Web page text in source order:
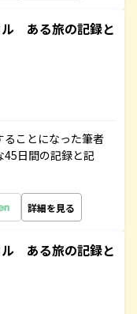
ル ある旅の記録と
ることになった筆者
45日間の記録と記
詳細を見る
ル ある旅の記録と